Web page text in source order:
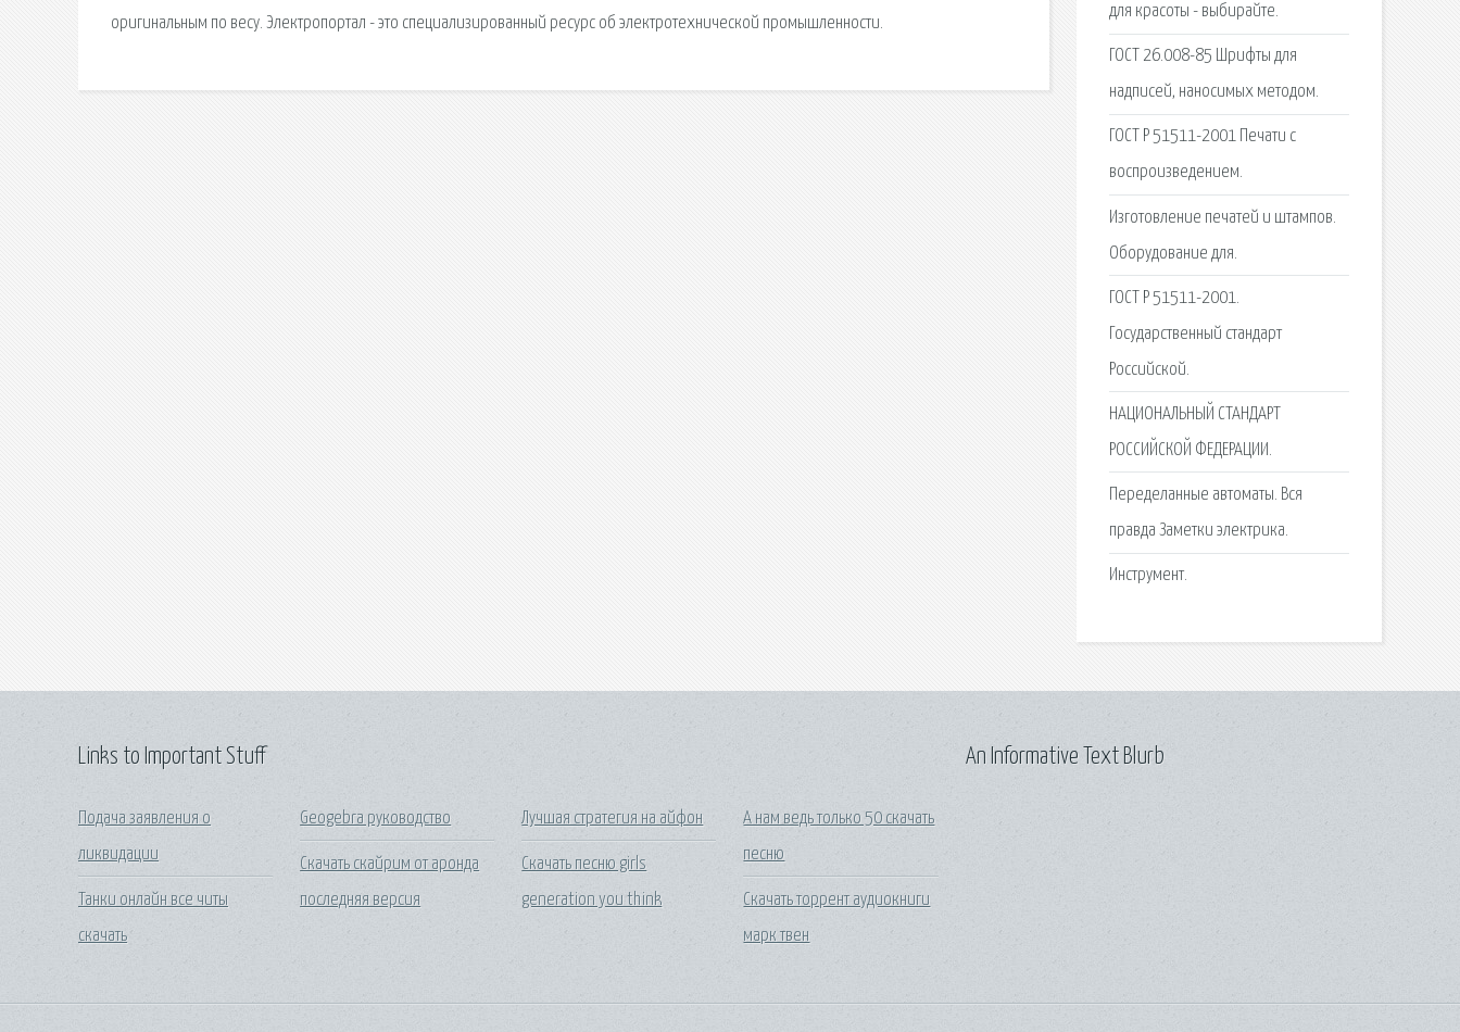
оригинальным по весу. Электропортал - это специализированный ресурс об электротехнической промышленности.
для красоты - выбирайте.
ГОСТ 26.008-85 Шрифты для
надписей, наносимых методом.
ГОСТ Р 51511-2001 Печати с
воспроизведением.
Изготовление печатей и штампов.
Оборудование для.
ГОСТ Р 51511-2001.
Государственный стандарт
Российской.
НАЦИОНАЛЬНЫЙ СТАНДАРТ
РОССИЙСКОЙ ФЕДЕРАЦИИ.
Переделанные автоматы. Вся
правда Заметки электрика.
Инструмент.
Links to Important Stuff
Подача заявления о
ликвидации
Танки онлайн все читы
скачать
Geogebra руководство
Скачать скайрим от аронда
последняя версия
Лучшая стратегия на айфон
Скачать песню girls
generation you think
А нам ведь только 50 скачать
песню
Скачать торрент аудиокниги
марк твен
An Informative Text Blurb